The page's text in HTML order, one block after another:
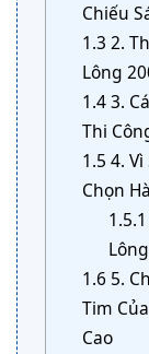
Chiếu
1.3 2.
Lông
1.43.
Thi
1.5 4.
Chọn
1.5.1
1.6 5.
Tim
Cao